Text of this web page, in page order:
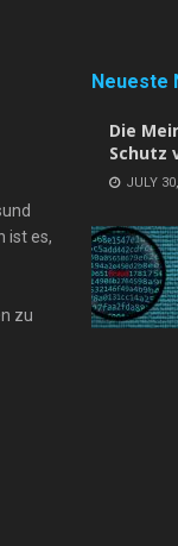
ist es,
zu
Neueste
Die
Schutz
JULY